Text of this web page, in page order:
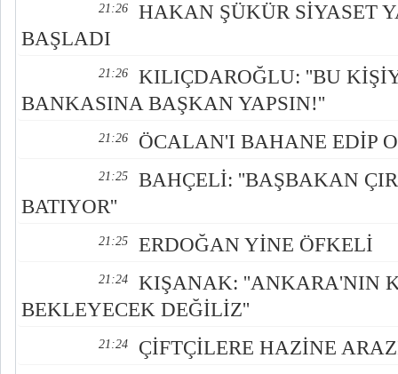
21:26
HAKAN ŞÜKÜR SİYASET
BAŞLADI
21:26
KILIÇDAROĞLU: ''BU
BANKASINA BAŞKAN YAPSIN!''
21:26 ÖCALAN'I BAHANE EDİP
21:25
BAHÇELİ: ''BAŞBAKAN
BATIYOR''
21:25 ERDOĞAN YİNE ÖFKELİ
21:24
KIŞANAK: ''ANKARA'NIN
BEKLEYECEK DEĞİLİZ''
21:24 ÇİFTÇİLERE HAZİNE